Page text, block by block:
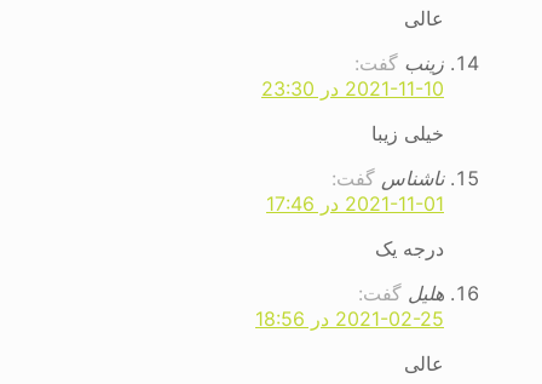
عالی
زینب گفت:
2021-11-10 در 23:30
خیلی زیبا
ناشناس گفت:
2021-11-01 در 17:46
درجه یک
هلیل گفت:
2021-02-25 در 18:56
عالی